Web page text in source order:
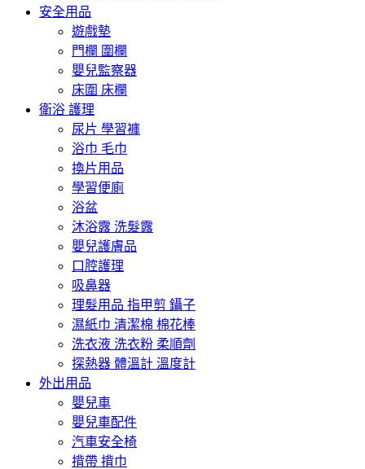
安全用品
遊戲墊
門欄 圍欄
嬰兒監察器
床圍 床欄
衛浴 護理
尿片 學習褲
浴巾 毛巾
換片用品
學習便廁
浴盆
沐浴露 洗髮露
嬰兒護膚品
口腔護理
吸鼻器
理髮用品 指甲剪 鑷子
濕紙巾 清潔棉 棉花棒
洗衣液 洗衣粉 柔順劑
探熱器 體溫計 溫度計
外出用品
嬰兒車
嬰兒車配件
汽車安全椅
揹帶 揹巾